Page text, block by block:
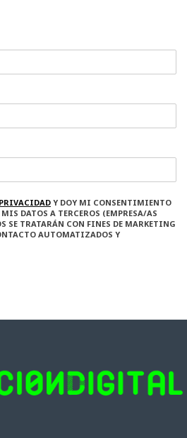
Y DOY MI CONSENTIMIENTO
DATOS A TERCEROS (EMPRESA/AS
SE TRATARÁN CON FINES DE MARKETING
AUTOMATIZADOS Y